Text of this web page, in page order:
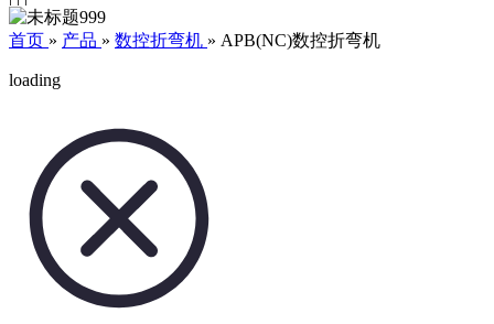
首页 » 产品 » 数控折弯机 » APB(NC)数控折弯机
loading